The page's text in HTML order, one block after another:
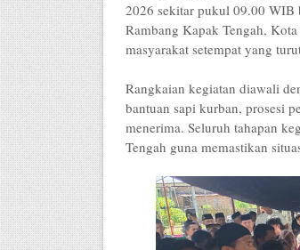
2026 sekitar pukul 09.00 WIB
Rambang Kapak Tengah,
masyarakat setempat yang
Rangkaian kegiatan diawali
bantuan sapi kurban, prosesi
menerima. Seluruh tahapan
Tengah guna memastikan